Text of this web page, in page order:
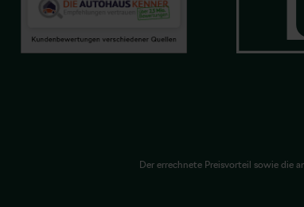
Der errechnete Preisvorteil sowie die